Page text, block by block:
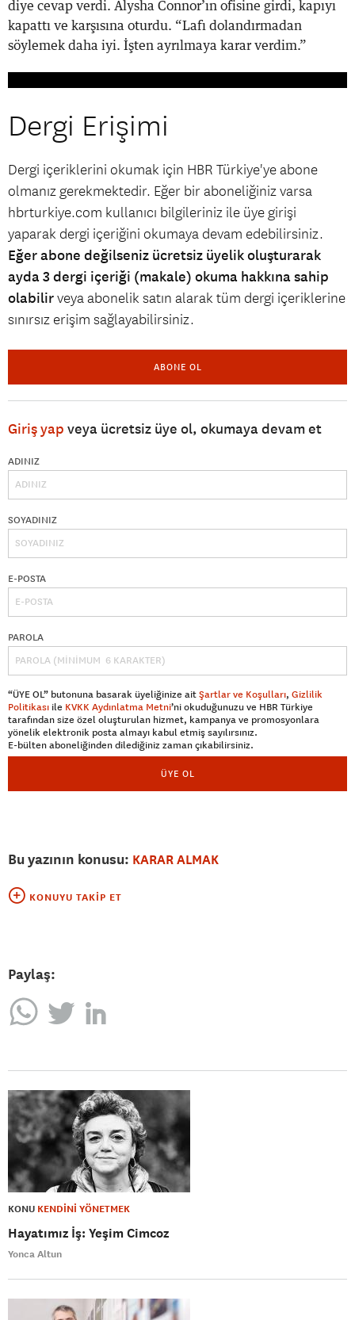
diye cevap verdi. Alysha Connor’ın ofisine girdi, kapıyı
kapattı ve karşısına oturdu. “Lafı dolandırmadan
söylemek daha iyi. İşten ayrılmaya karar verdim.”
Dergi Erişimi
Dergi içeriklerini okumak için HBR Türkiye'ye abone
olmanız gerekmektedir. Eğer bir aboneliğiniz varsa
hbrturkiye.com kullanıcı bilgileriniz ile üye girişi
yaparak dergi içeriğini okumaya devam edebilirsiniz.
Eğer abone değilseniz ücretsiz üyelik oluşturarak
ayda 3 dergi içeriği (makale) okuma hakkına sahip
olabilirveya abonelik satın alarak tüm dergi içeriklerine
sınırsız erişim sağlayabilirsiniz.
ABONE OL
Giriş yap veya ücretsiz üye ol, okumaya devam et
ADINIZ
SOYADINIZ
E-POSTA
PAROLA
“ÜYE OL” butonuna basarak üyeliğinize aitŞartlar ve Koşulları, Gizlilik
Politikası ile KVKK Aydınlatma Metni’ni okuduğunuzu ve HBR Türkiye
tarafından size özel oluşturulan hizmet, kampanya ve promosyonlara
yönelik elektronik posta almayı kabul etmiş sayılırsınız.
E-bülten aboneliğinden dilediğiniz zaman çıkabilirsiniz.
ÜYE OL
Bu yazının konusu: KARAR ALMAK
KONUYU TAKIP ET
Paylaş:
KONU KENDİNİ YÖNETMEK
Hayatımız İş: Yeşim Cimcoz
Yonca Altun